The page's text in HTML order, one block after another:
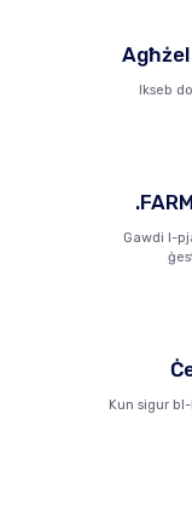
Agħżel
Ikseb
Gawdi l-
Kun sigur